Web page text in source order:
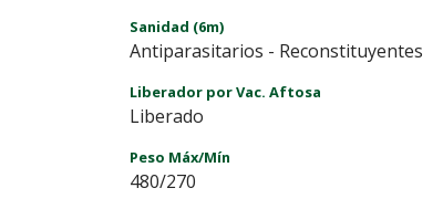
Sanidad (6m)
Antiparasitarios - Reconstituyentes
Liberador por Vac. Aftosa
Liberado
Peso Máx/Mín
480/270